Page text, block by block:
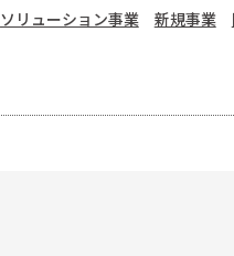
ソリューション事業 新規事業